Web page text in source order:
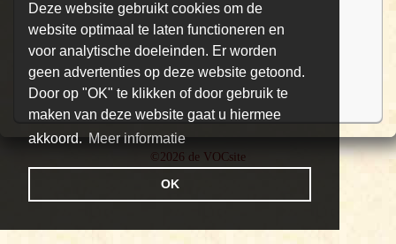
Deze website gebruikt cookies om de
website optimaal te laten functioneren en
voor analytische doeleinden. Er worden
geen advertenties op deze website getoond.
Door op "OK" te klikken of door gebruik te
maken van deze website gaat u hiermee
akkoord. Meer informatie
OK
©2026 de VOCsite